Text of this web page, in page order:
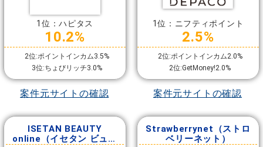
1位：ハピタス
10.2%
2位:ポイントインカム3.5%
3位:ちょびリッチ3.0%
案件元サイトの確認
1位：ニフティポイント
2.5%
2位:ポイントインカム2.0%
2位:GetMoney!2.0%
案件元サイトの確認
ISETAN BEAUTY
online（イセタン ビュー
Strawberrynet（ストロ
ベリーネット）